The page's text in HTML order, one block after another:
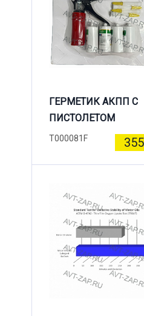
ГЕРМЕТИК АКПП С
ПИСТОЛЕТОМ
T000081F